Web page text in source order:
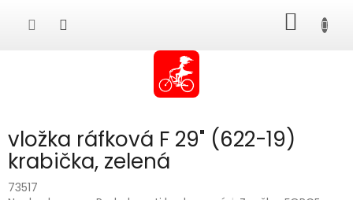
KOŠÍK
vložka ráfková F 29" (622-19)
krabička, zelená
73517